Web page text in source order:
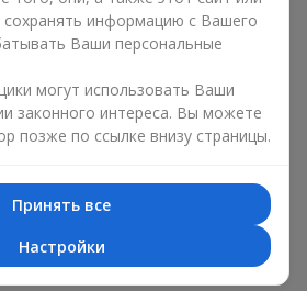
букетов;
партии цветов — когда мы
заказано больше, чем нужно,
варианты дешевле,
предложение” разлетаются как
и будут радовать ваших
долго. А ещё вы получите
сервис и современные идеи
такие как
сохранять информацию с Вашего
Ваши персональные
могут использовать Ваши
законного интереса. Вы можете
позже по ссылке внизу страницы.
Принять все
Настройки